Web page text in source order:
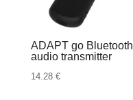
ADAPT go Bluetooth
audio transmitter
14.28 €